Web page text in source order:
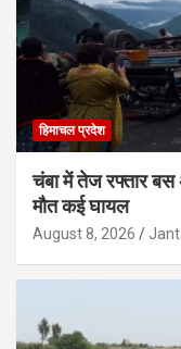
हिमाचल प्रदेश
चंबा में तेज रफ्तार बस
मौत कई घायल
August 8, 2026